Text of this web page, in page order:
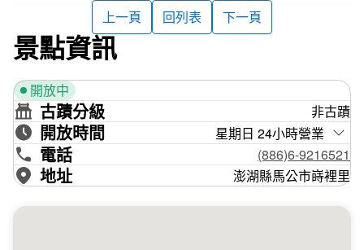
2012年電視劇「陽光正藍
澎湖拍攝，主要的場景－嵵裡沙灘，現在仍保留了拍片時使
用的船隻，嵵裡海天一色的景象讓導演梁修身，特別帶了整
個劇組到澎湖來拍攝。「陽光正藍」由陳博正、張瓊姿、梁
赫群、白歆惠、趙駿亞、趙世蓉、是元介主演。劇情敘述老
船長反對博奕產業進入澎湖的故事。
除了之外，美美的「
Canon EOS 650D -澎湖篇」廣告影
片，牽罟的地點也是在嵵裡沙灘，來這裡可別忘了也親身來
上一頁
回列表 下一頁
景點資訊
開放中
古蹟分級 非古蹟
開放時間 星期日 24小時營業
電話 (886)6-9216521
地址 澎湖縣馬公市嵵裡里